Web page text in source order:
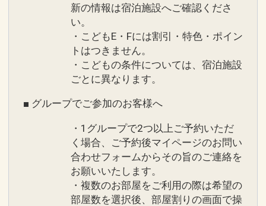
新の情報は宿泊施設へご確認くださ
い。
・こどもE・Fには割引・特色・ポイン
トはつきません。
・こどもの条件については、宿泊施設
ごとに異なります。
■ グループでご参加のお客様へ
・1グループで2つ以上ご予約いただ
く場合、ご予約後マイページのお問い
合わせフォームからその旨のご連絡を
お願いいたします。
・複数のお部屋をご利用の際は希望の
部屋数を選択後、部屋割りの画面で操